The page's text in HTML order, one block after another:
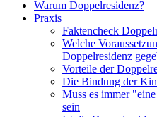
Warum Doppelresidenz?
Praxis
Faktencheck
Welche
Doppelresidenz
Vorteile der
Die Bindung der
Muss es immer
sein